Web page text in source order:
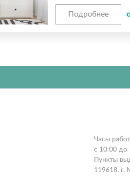
Подробнее
Часы
с 10:00 до
Пункты
119618, г.